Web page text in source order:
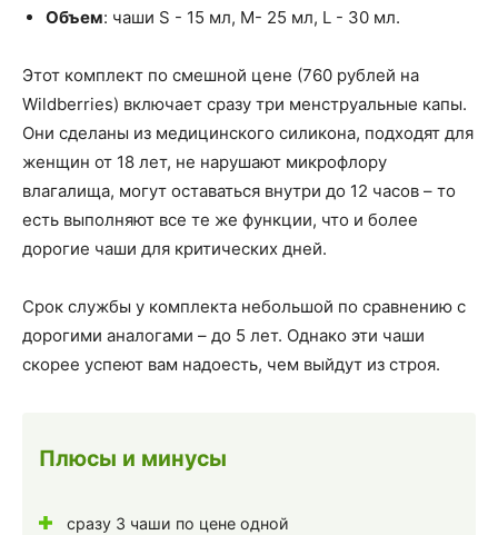
Объем: чаши S - 15 мл, M- 25 мл, L - 30 мл.
Этот комплект по смешной цене (760 рублей на
Wildberries) включает сразу три менструальные капы.
Они сделаны из медицинского силикона, подходят для
женщин от 18 лет, не нарушают микрофлору
влагалища, могут оставаться внутри до 12 часов – то
есть выполняют все те же функции, что и более
дорогие чаши для критических дней.
Срок службы у комплекта небольшой по сравнению с
дорогими аналогами – до 5 лет. Однако эти чаши
скорее успеют вам надоесть, чем выйдут из строя.
Плюсы и минусы
сразу 3 чаши по цене одной